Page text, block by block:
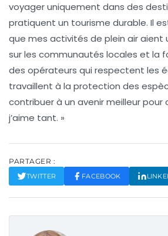
voyager uniquement dans des
pratiquent un tourisme durable. Il
que mes activités de plein air aient
sur les communautés locales et la
des opérateurs qui respectent les
travaillent à la protection des
contribuer à un avenir meilleur
j’aime tant. »
PARTAGER :
TWITTER FACEBOOK